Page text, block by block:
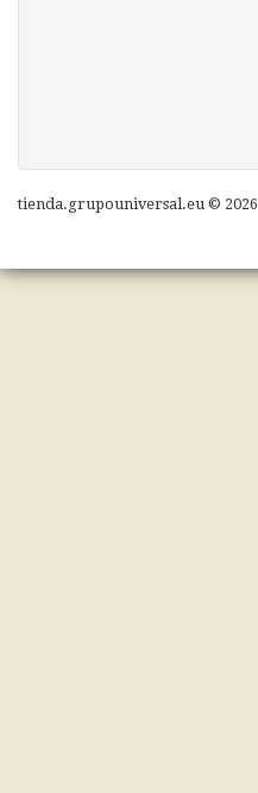
tienda.grupouniversal.eu © 2026